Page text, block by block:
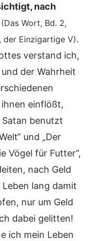
nach
(Das Wort, Bd. 2,
der Einzigartige V).
verstand ich,
der Wahrheit
einflößt,
benutzt
und „Der
Vögel für Futter“,
nach Geld
lang damit
nur um Geld
dabei gelitten!
ich mein Leben